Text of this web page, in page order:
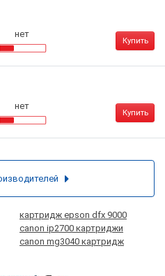
нет
Купить
нет
Купить
картридж epson dfx 9000
canon ip2700 картриджи
canon mg3040 картридж